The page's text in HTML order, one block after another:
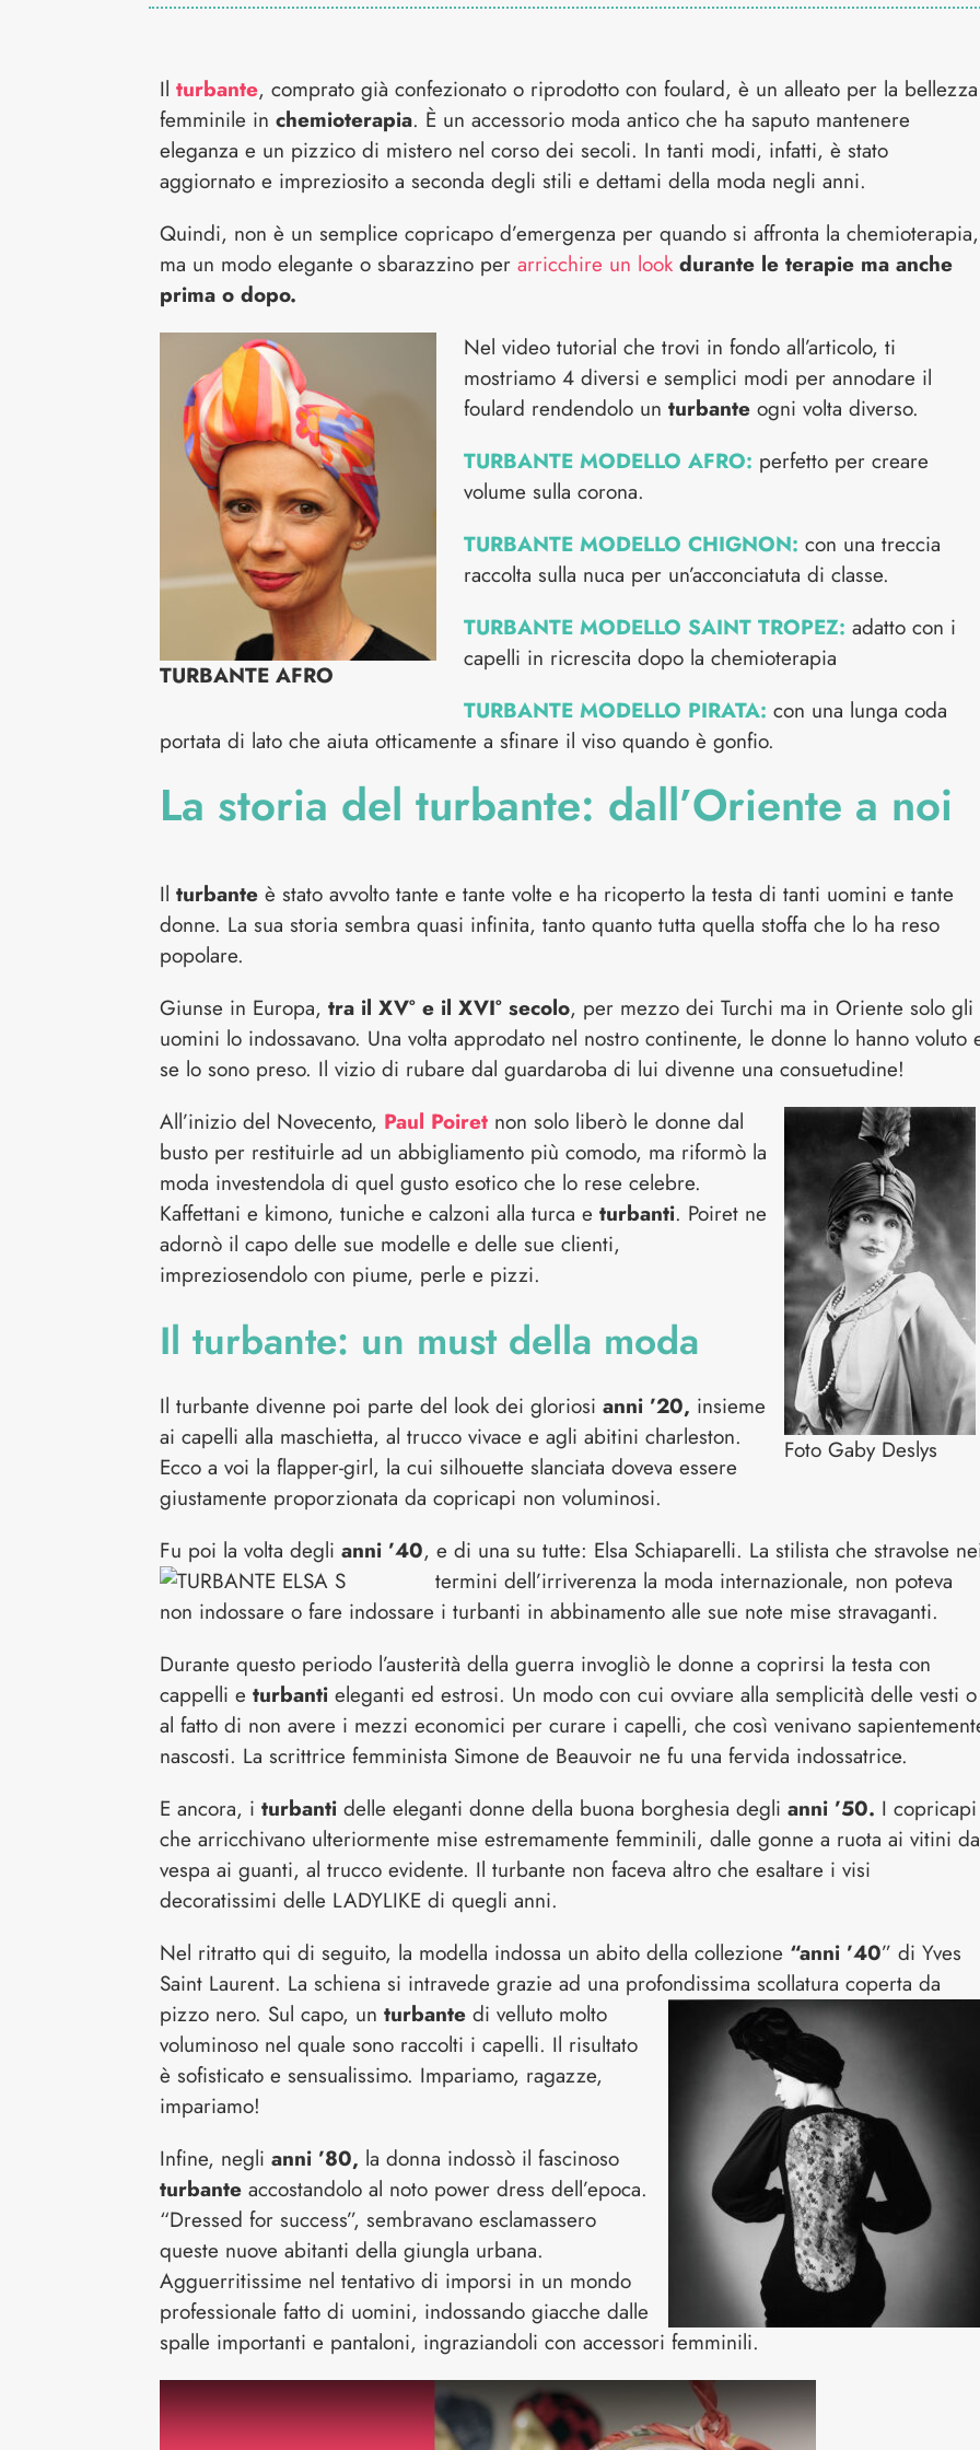
Il turbante, comprato già confezionato o riprodotto con foulard, è un alleato per la bellezza
femminile in chemioterapia. È un accessorio moda antico che ha saputo mantenere
eleganza e un pizzico di mistero nel corso dei secoli. In tanti modi, infatti, è stato
aggiornato e impreziosito a seconda degli stili e dettami della moda negli anni.
Quindi, non è un semplice copricapo d’emergenza per quando si affronta la chemioterapia,
ma un modo elegante o sbarazzino per arricchire un lookdurante le terapie ma anche
prima o dopo.
TURBANTE AFRO
Nel video tutorial che trovi in fondo all’articolo, ti
mostriamo 4 diversi e semplici modi per annodare il
foulard rendendolo un turbanteogni volta diverso.
TURBANTE MODELLO AFRO: perfetto per creare
volume sulla corona.
TURBANTE MODELLO CHIGNON: con una treccia
raccolta sulla nuca per un’acconciatuta di classe.
TURBANTE MODELLO SAINT TROPEZ: adatto con i
capelli in ricrescita dopo la chemioterapia
TURBANTE MODELLO PIRATA: con una lunga coda
portata di lato che aiuta otticamente a sfinare il viso quando è gonfio.
La storia del turbante: dall’Oriente a noi
Il turbanteè stato avvolto tante e tante volte e ha ricoperto la testa di tanti uomini e tante
donne. La sua storia sembra quasi infinita, tanto quanto tutta quella stoffa che lo ha reso
popolare.
Giunse in Europa, tra il XV° e il XVI° secolo, per mezzo dei Turchi ma in Oriente solo gli
uomini lo indossavano. Una volta approdato nel nostro continente, le donne lo hanno voluto
se lo sono preso. Il vizio di rubare dal guardaroba di lui divenne una consuetudine!
Foto Gaby Deslys
All’inizio del Novecento, Paul Poiret non solo liberò le donne dal
busto per restituirle ad un abbigliamento più comodo, ma riformò la
moda investendola di quel gusto esotico che lo rese celebre.
Kaffettani e kimono, tuniche e calzoni alla turca e turbanti. Poiret ne
adornò il capo delle sue modelle e delle sue clienti,
impreziosendolo con piume, perle e pizzi.
Il turbante: un must della moda
Il turbante divenne poi parte del look dei gloriosi anni ’20, insieme
ai capelli alla maschietta, al trucco vivace e agli abitini charleston.
Ecco a voi la flapper-girl, la cui silhouette slanciata doveva essere
giustamente proporzionata da copricapi non voluminosi.
Fu poi la volta degli anni ’40, e di una su tutte: Elsa Schiaparelli. La stilista che stravolse
termini dell’irriverenza la moda internazionale, non poteva
non indossare o fare indossare i turbanti in abbinamento alle sue note mise stravaganti.
Durante questo periodo l’austerità della guerra invogliò le donne a coprirsi la testa con
cappelli e turbantieleganti ed estrosi. Un modo con cui ovviare alla semplicità delle vesti o
al fatto di non avere i mezzi economici per curare i capelli, che così venivano
nascosti. La scrittrice femminista Simone de Beauvoir ne fu una fervida indossatrice.
E ancora, i turbantidelle eleganti donne della buona borghesia degli anni ’50. I copricapi
che arricchivano ulteriormente mise estremamente femminili, dalle gonne a ruota ai vitini da
vespa ai guanti, al trucco evidente. Il turbante non faceva altro che esaltare i visi
decoratissimi delle LADYLIKE di quegli anni.
Nel ritratto qui di seguito, la modella indossa un abito della collezione “anni ’40” di Yves
Saint Laurent. La schiena si intravede grazie ad una profondissima scollatura coperta da
pizzo nero. Sul capo, un turbantedi velluto molto
voluminoso nel quale sono raccolti i capelli. Il risultato
è sofisticato e sensualissimo. Impariamo, ragazze,
impariamo!
Infine, negli anni ’80, la donna indossò il fascinoso
turbanteaccostandolo al noto power dress dell’epoca.
“Dressed for success”, sembravano esclamassero
queste nuove abitanti della giungla urbana.
Agguerritissime nel tentativo di imporsi in un mondo
professionale fatto di uomini, indossando giacche dalle
spalle importanti e pantaloni, ingraziandoli con accessori femminili.